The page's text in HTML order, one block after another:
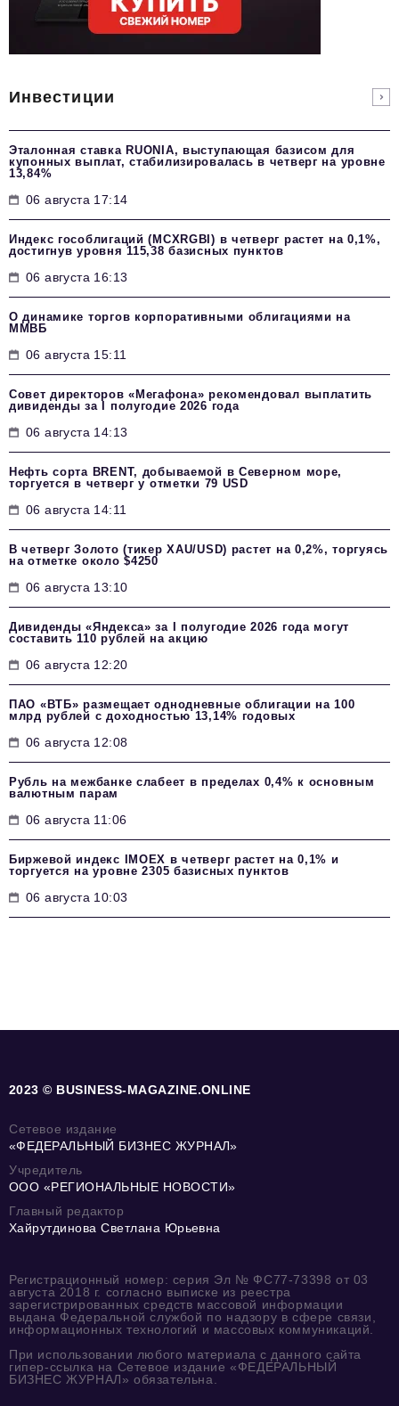
Инвестиции
Эталонная ставка RUONIA, выступающая базисом для
купонных выплат, стабилизировалась в четверг на уровне
13,84%
06 августа 17:14
Индекс гособлигаций (MCXRGBI) в четверг растет на 0,1%,
достигнув уровня 115,38 базисных пунктов
06 августа 16:13
О динамике торгов корпоративными облигациями на
ММВБ
06 августа 15:11
Совет директоров «Мегафона» рекомендовал выплатить
дивиденды за I полугодие 2026 года
06 августа 14:13
Нефть сорта BRENT, добываемой в Северном море,
торгуется в четверг у отметки 79 USD
06 августа 14:11
В четверг Золото (тикер XAU/USD) растет на 0,2%, торгуясь
на отметке около $4250
06 августа 13:10
Дивиденды «Яндекса» за I полугодие 2026 года могут
составить 110 рублей на акцию
06 августа 12:20
ПАО «ВТБ» размещает однодневные облигации на 100
млрд рублей с доходностью 13,14% годовых
06 августа 12:08
Рубль на межбанке слабеет в пределах 0,4% к основным
валютным парам
06 августа 11:06
Биржевой индекс IMOEX в четверг растет на 0,1% и
торгуется на уровне 2305 базисных пунктов
06 августа 10:03
2023 © BUSINESS-MAGAZINE.ONLINE
Сетевое издание
«ФЕДЕРАЛЬНЫЙ БИЗНЕС ЖУРНАЛ»
Учредитель
ООО «РЕГИОНАЛЬНЫЕ НОВОСТИ»
Главный редактор
Хайрутдинова Светлана Юрьевна
Регистрационный номер: серия Эл № ФС77-73398 от 03
августа 2018 г. согласно выписке из реестра
зарегистрированных средств массовой информации
выдана Федеральной службой по надзору в сфере связи,
информационных технологий и массовых коммуникаций.
При использовании любого материала с данного сайта
гипер-ссылка на Сетевое издание «ФЕДЕРАЛЬНЫЙ
БИЗНЕС ЖУРНАЛ» обязательна.